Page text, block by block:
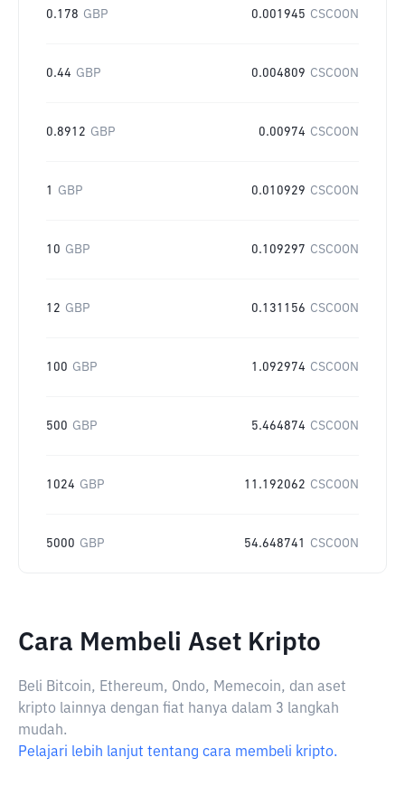
0.178 GBP 0.001945 CSCOON
0.44 GBP 0.004809 CSCOON
0.8912 GBP 0.00974 CSCOON
1 GBP 0.010929 CSCOON
10 GBP 0.109297 CSCOON
12 GBP 0.131156 CSCOON
100 GBP 1.092974 CSCOON
500 GBP 5.464874 CSCOON
1024 GBP 11.192062 CSCOON
5000 GBP 54.648741 CSCOON
Cara Membeli Aset Kripto
Beli Bitcoin, Ethereum, Ondo, Memecoin, dan aset
kripto lainnya dengan fiat hanya dalam 3 langkah
mudah.
Pelajari lebih lanjut tentang cara membeli kripto.